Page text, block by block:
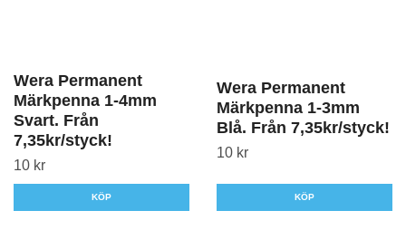
Wera Permanent
Märkpenna 1-4mm
Svart. Från
7,35kr/styck!
10 kr
KÖP
Wera Permanent
Märkpenna 1-3mm
Blå. Från 7,35kr/styck!
10 kr
KÖP